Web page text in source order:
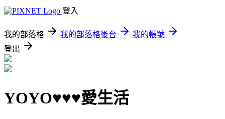
登入
我的部落格 我的部落格後台
我的帳號
登出
YOYO♥♥♥愛生活